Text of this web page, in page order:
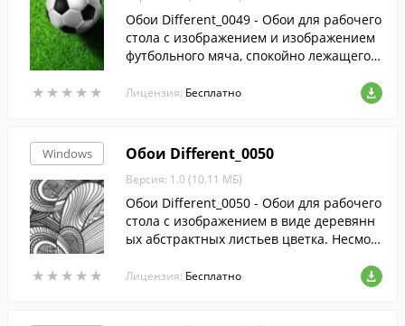
★ ★ ★ ★ ★
★ ★ ★ ★ ★
Обои Different_0049 - Обои для рабочего
стола с изображением и изображением
футбольного мяча, спокойно лежащего н
но: наступила весна, и теперь в свободн
ое время можно поиграть с приятелями
ают другие.
Лицензия: Бесплатно
Windows
★ ★ ★ ★ ★
★ ★ ★ ★ ★
Обои Different_0050
Версия: 1.0 (10.11 МБ)
Обои Different_0050 - Обои для рабочего
стола с изображением в виде деревянн
ых абстрактных листьев цветка. Несмот
онятно, что листья изготовлены из симв
Лицензия: Бесплатно